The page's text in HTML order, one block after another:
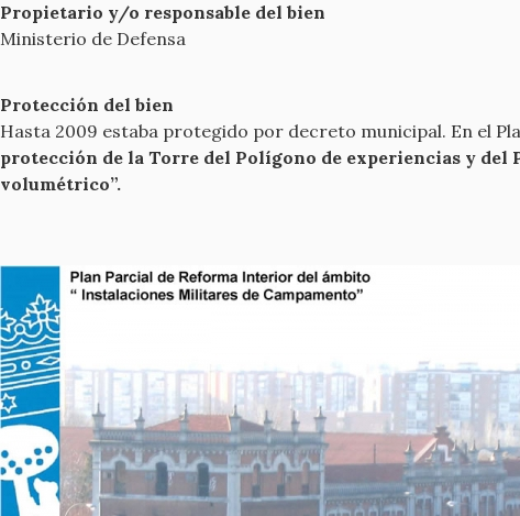
Propietario y/o responsable del bien
Ministerio de Defensa
Protección del bien
Hasta 2009 estaba protegido por decreto municipal. En el
protección de la Torre del Polígono de experiencias y del
volumétrico”.